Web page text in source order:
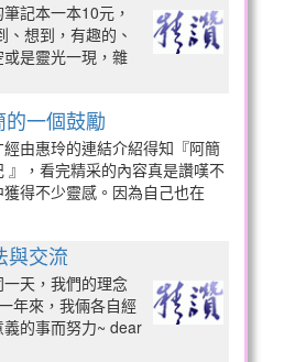
記本一本10元，
想到，有趣的、
是靈光一現，雜
的一個鼓勵
由惠玲的連結介紹得知『阿簡
』，看完精采的內容真是讚嘆不
得不少靈感。因為自己也在
與交流
天，我們的理念
年來，我倆各自經
的事而努力~ dear